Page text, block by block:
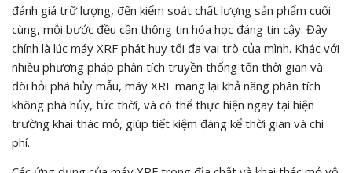
đánh giá trữ lượng, đến kiểm soát chất lượng sản phẩm cuối
cùng, mỗi bước đều cần thông tin hóa học đáng tin cậy. Đây
chính là lúc máy XRF phát huy tối đa vai trò của mình. Khác với
nhiều phương pháp phân tích truyền thống tốn thời gian và
đòi hỏi phá hủy mẫu, máy XRF mang lại khả năng phân tích
không phá hủy, tức thời, và có thể thực hiện ngay tại hiện
trường khai thác mỏ, giúp tiết kiệm đáng kể thời gian và chi
phí.